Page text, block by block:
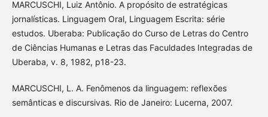
MARCUSCHI, Luiz Antônio. A propósito de estratégicas
jornalísticas. Linguagem Oral, Linguagem Escrita: série
estudos. Uberaba: Publicação do Curso de Letras do Centro
de Ciências Humanas e Letras das Faculdades Integradas de
Uberaba, v. 8, 1982, p18-23.
MARCUSCHI, L. A. Fenômenos da linguagem: reflexões
semânticas e discursivas. Rio de Janeiro: Lucerna, 2007.